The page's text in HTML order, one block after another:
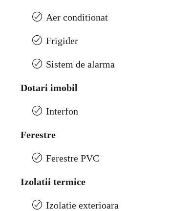
Aer conditionat
Frigider
Sistem de alarma
Dotari imobil
Interfon
Ferestre
Ferestre PVC
Izolatii termice
Izolatie exterioara